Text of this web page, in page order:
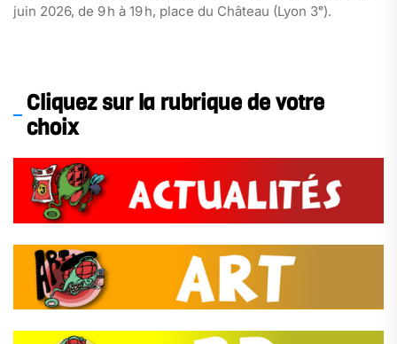
juin 2026, de 9 h à 19 h, place du Château (Lyon 3ᵉ).
Cliquez sur la rubrique de votre
choix